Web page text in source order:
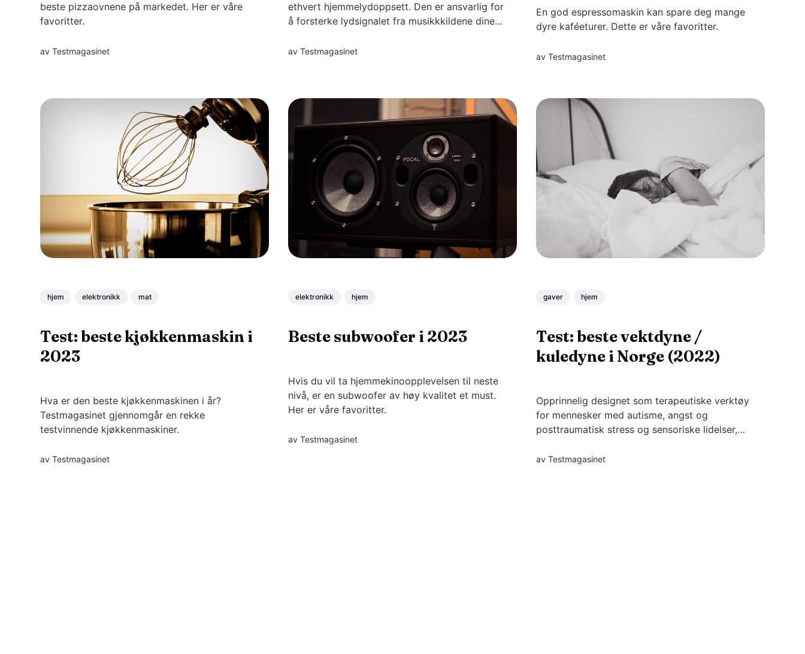
beste pizzaovnene på markedet. Her er våre
favoritter.
avTestmagasinet
ethvert hjemmelydoppsett. Den er ansvarlig for
å forsterke lydsignalet fra musikkkildene dine
rik, dynamisk lyd.
avTestmagasinet
En god espressomaskin kan spare deg mange
dyre kaféeturer. Dette er våre favoritter.
avTestmagasinet
hjem elektronikk mat
Test: beste kjøkkenmaskin i
2023
Hva er den beste kjøkkenmaskinen i år?
Testmagasinet gjennomgår en rekke
testvinnende kjøkkenmaskiner.
avTestmagasinet
elektronikk hjem
Beste subwoofer i 2023
Hvis du vil ta hjemmekinoopplevelsen til neste
nivå, er en subwoofer av høy kvalitet et must.
Her er våre favoritter.
avTestmagasinet
gaver hjem
Test: beste vektdyne /
kuledyne i Norge (2022)
Opprinnelig designet som terapeutiske verktøy
for mennesker med autisme, angst og
posttraumatisk stress og sensoriske lidelser,
som ønsker bedre søvn.
avTestmagasinet